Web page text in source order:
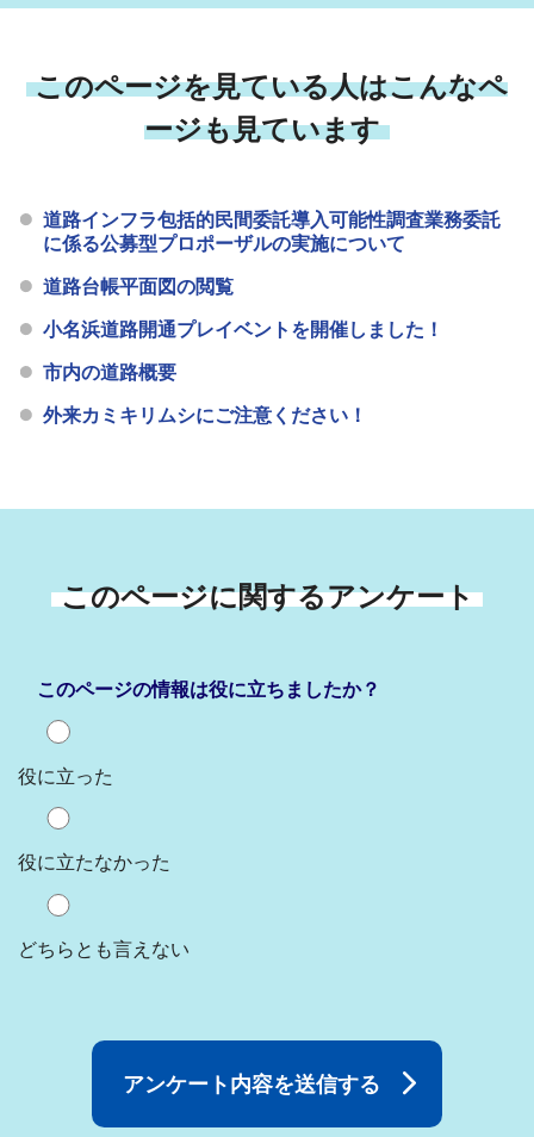
このページを見ている人はこんなペ
ージも見ています
道路インフラ包括的民間委託導入可能性調査業務委託
に係る公募型プロポーザルの実施について
道路台帳平面図の閲覧
小名浜道路開通プレイベントを開催しました！
市内の道路概要
外来カミキリムシにご注意ください！
このページに関するアンケート
このページの情報は役に立ちましたか？
役に立った
役に立たなかった
どちらとも言えない